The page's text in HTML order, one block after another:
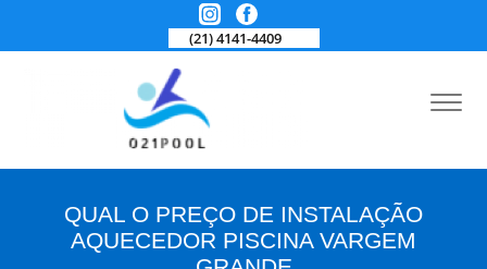
(21) 4141-4409
QUAL O PREÇO DE INSTALAÇÃO
AQUECEDOR PISCINA VARGEM